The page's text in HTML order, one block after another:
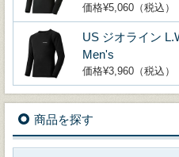
価格¥5,060（税込）
US ジオライン
Men's
価格¥3,960（税込）
商品を探す